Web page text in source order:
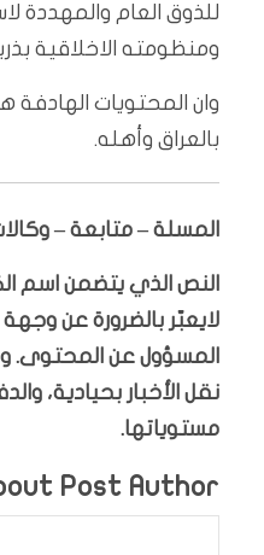
للذوق العام والمهددة
ومنظومته الاخلاقية
وان المحتويات
بالعراق وأهله.
المسلة – متابعة –
النص الذي يتضمن اسم
لايعبّر بالضرورة عن
المسؤول عن
نقل الأخبار بحيادية،
مستوياتها.
Post Author